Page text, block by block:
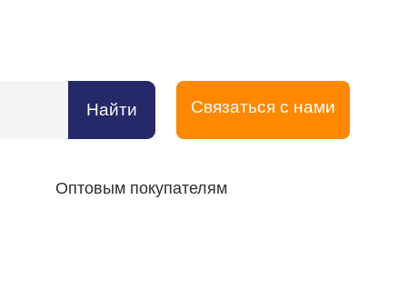
Найти Связаться с нами
Оптовым покупателям